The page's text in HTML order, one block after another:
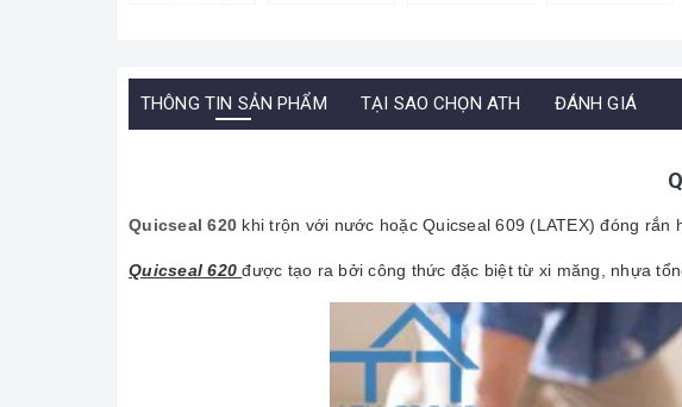
THÔNG TIN SẢN PHẨM TẠI SAO CHỌN ATH ĐÁNH GIÁ
Quicseal 620 khi trộn với nước hoặc Quicseal 609 (LATEX) đóng
Quicseal 620được tạo ra bởi công thức đặc biệt từ xi măng, nhựa